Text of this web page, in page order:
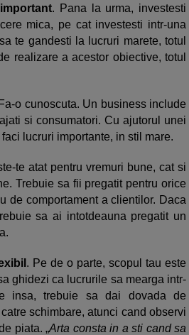
. Pana la urma, investesti
mica, pe cat investesti intr-una
te gandesti la lucruri marete, totul
realizare a acestor obiective, totul
o cunoscuta. Un business include
si consumatori. Cu ajutorul unei
lucruri importante, in stil mare.
te atat pentru vremuri bune, cat si
Trebuie sa fii pregatit pentru orice
de comportament a clientilor. Daca
sa ai intotdeauna pregatit un
. Pe de o parte, scopul tau este
ghidezi ca lucrurile sa mearga intr-
insa, trebuie sa dai dovada de
schimbare, atunci cand observi
piata. „Arta consta in a sti cand sa